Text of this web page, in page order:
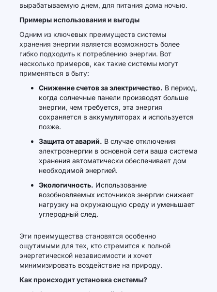
вырабатываемую днем, для питания дома ночью.
Примеры использования и выгоды
Одним из ключевых преимуществ системы
хранения энергии является возможность более
гибко подходить к потреблению энергии. Вот
несколько примеров, как такие системы могут
применяться в быту:
Снижение счетов за электричество. В период,
когда солнечные панели производят больше
энергии, чем требуется, эта энергия
сохраняется в аккумуляторах и используется
позже.
Защита от аварий. В случае отключения
электроэнергии в основной сети ваша система
хранения автоматически обеспечивает дом
необходимой энергией.
Экологичность. Использование
возобновляемых источников энергии снижает
нагрузку на окружающую среду и уменьшает
углеродный след.
Эти преимущества становятся особенно
ощутимыми для тех, кто стремится к полной
энергетической независимости и хочет
минимизировать воздействие на природу.
Как происходит установка системы?